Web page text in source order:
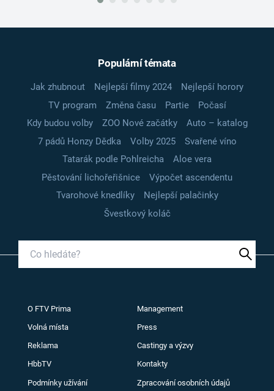
Populární témata
Jak zhubnout Nejlepší filmy 2024
Nejlepší horory
TV program
Změna času Partie
Počasí
Kdy budou volby
ZOO Nové začátky
Auto – katalog
7 pádů Honzy Dědka
Volby 2025
Svařené víno
Tatarák podle Pohlreicha
Aloe vera
Pěstování lichořeřišnice
Výpočet ascendentu
Tvarohové knedlíky
Nejlepší palačinky
Švestkový koláč
O FTV Prima Management
Volná místa Press
Reklama Castingy a výzvy
HbbTV Kontakty
Podmínky užívání Zpracování osobních údajů